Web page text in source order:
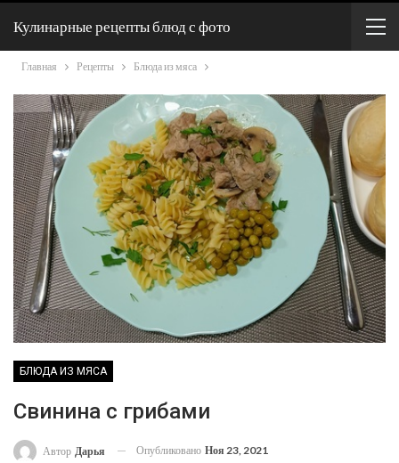
Кулинарные рецепты блюд с фото
Главная Рецепты Блюда из мяса
БЛЮДА ИЗ МЯСА
Свинина с грибами
Автор Дарья Опубликовано Ноя 23, 2021